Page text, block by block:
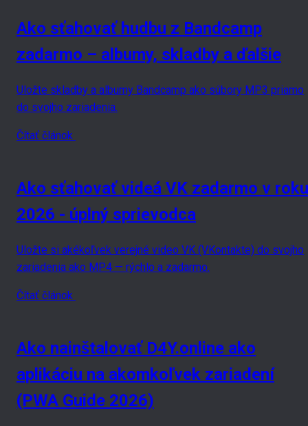
Ako sťahovať hudbu z Bandcamp
zadarmo – albumy, skladby a ďalšie
Uložte skladby a albumy Bandcamp ako súbory MP3 priamo
do svojho zariadenia.
Čítať článok
Ako sťahovať videá VK zadarmo v roku
2026 - úplný sprievodca
Uložte si akékoľvek verejné video VK (VKontakte) do svojho
zariadenia ako MP4 — rýchlo a zadarmo.
Čítať článok
Ako nainštalovať D4Y.online ako
aplikáciu na akomkoľvek zariadení
(PWA Guide 2026)